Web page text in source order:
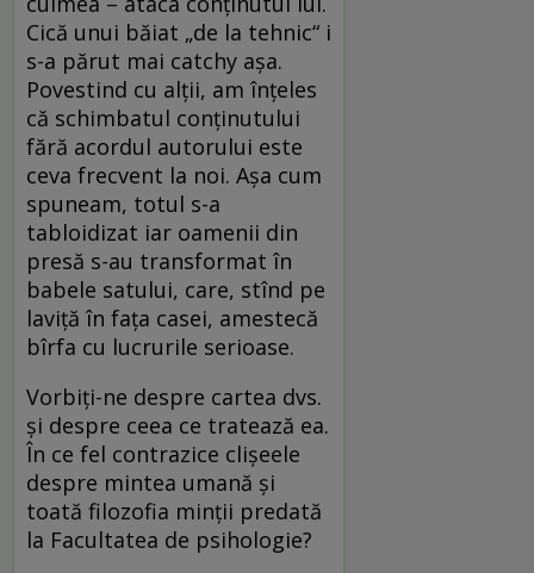
Cică unui băiat „de la tehnic“ i
s-a părut mai catchy aşa.
Povestind cu alţii, am înţeles
că schimbatul conţinutului
fără acordul autorului este
ceva frecvent la noi. Aşa cum
spuneam, totul s-a
tabloidizat iar oamenii din
presă s-au transformat în
babele satului, care, stînd pe
laviţă în faţa casei, amestecă
bîrfa cu lucrurile serioase.
Vorbiţi-ne despre cartea dvs.
şi despre ceea ce tratează ea.
În ce fel contrazice clişeele
despre mintea umană şi
toată filozofia minţii predată
la Facultatea de psihologie?